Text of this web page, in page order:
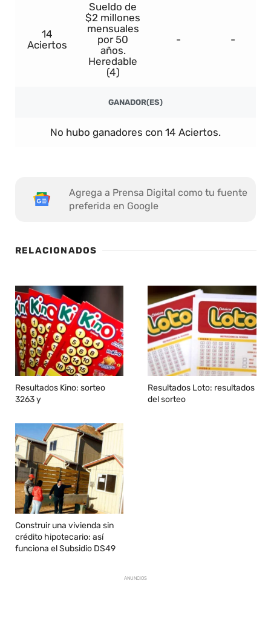
14
Aciertos
Sueldo de
$2 millones
mensuales
por 50
años.
Heredable
(4)
- -
GANADOR(ES)
No hubo ganadores con 14 Aciertos.
Agrega a Prensa Digital como tu fuente
preferida en Google
RELACIONADOS
Resultados Kino: sorteo
3263 y
Resultados Loto: resultados
del sorteo
Construir una vivienda sin
crédito hipotecario: así
funciona el Subsidio DS49
ANUNCIOS